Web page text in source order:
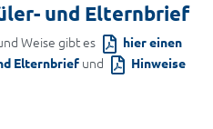
und Elternbrief
Weise gibt es
hier einen
Elternbrief und
Hinweise